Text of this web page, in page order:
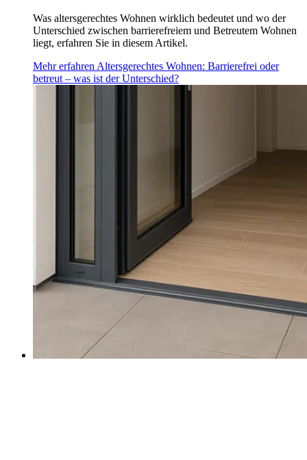
Was altersgerechtes Wohnen wirklich bedeutet und wo der
Unterschied zwischen barrierefreiem und Betreutem Wohnen
liegt, erfahren Sie in diesem Artikel.
Mehr erfahren Altersgerechtes Wohnen: Barrierefrei oder
betreut – was ist der Unterschied?